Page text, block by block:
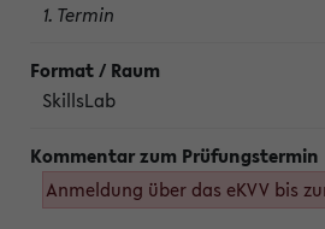
1. Termin
SkillsLab
Anmeldung über das eKVV bis